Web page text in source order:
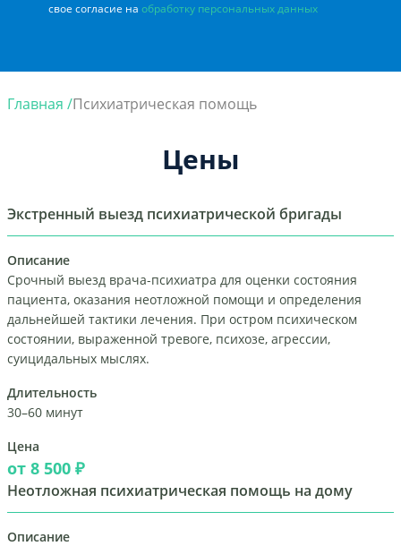
свое согласие на обработку персональных данных
Главная /Психиатрическая помощь
Цены
Экстренный выезд психиатрической бригады
Описание
Срочный выезд врача-психиатра для оценки состояния
пациента, оказания неотложной помощи и определения
дальнейшей тактики лечения. При остром психическом
состоянии, выраженной тревоге, психозе, агрессии,
суицидальных мыслях.
Длительность
30–60 минут
Цена
от 8 500 ₽
Неотложная психиатрическая помощь на дому
Описание